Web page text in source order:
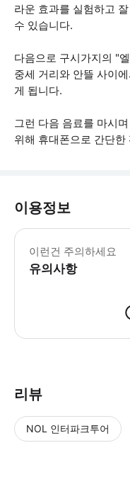
라운 효과를 실험하고
수 있습니다.
다음으로 구시가지의 "
중세 거리와 안뜰 사이
게 됩니다.
그런 다음 음료를 마시
위해 휴대폰으로 간단
이용정보
이런건 주의하세요
유의사항
리뷰
NOL 인터파크투어